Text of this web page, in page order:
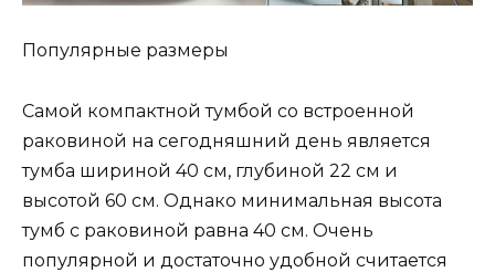
Популярные размеры
Самой компактной тумбой со встроенной
раковиной на сегодняшний день является
тумба шириной 40 см, глубиной 22 см и
высотой 60 см. Однако минимальная высота
тумб с раковиной равна 40 см. Очень
популярной и достаточно удобной считается